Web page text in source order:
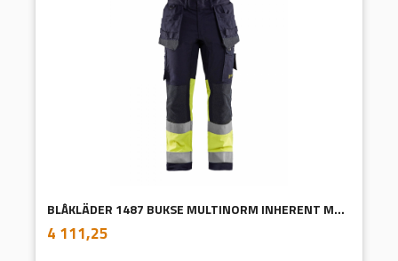
BLÅKLÄDER 1487 BUKSE MULTINORM INHERENT MED STRETCH
Pris
4 111,25